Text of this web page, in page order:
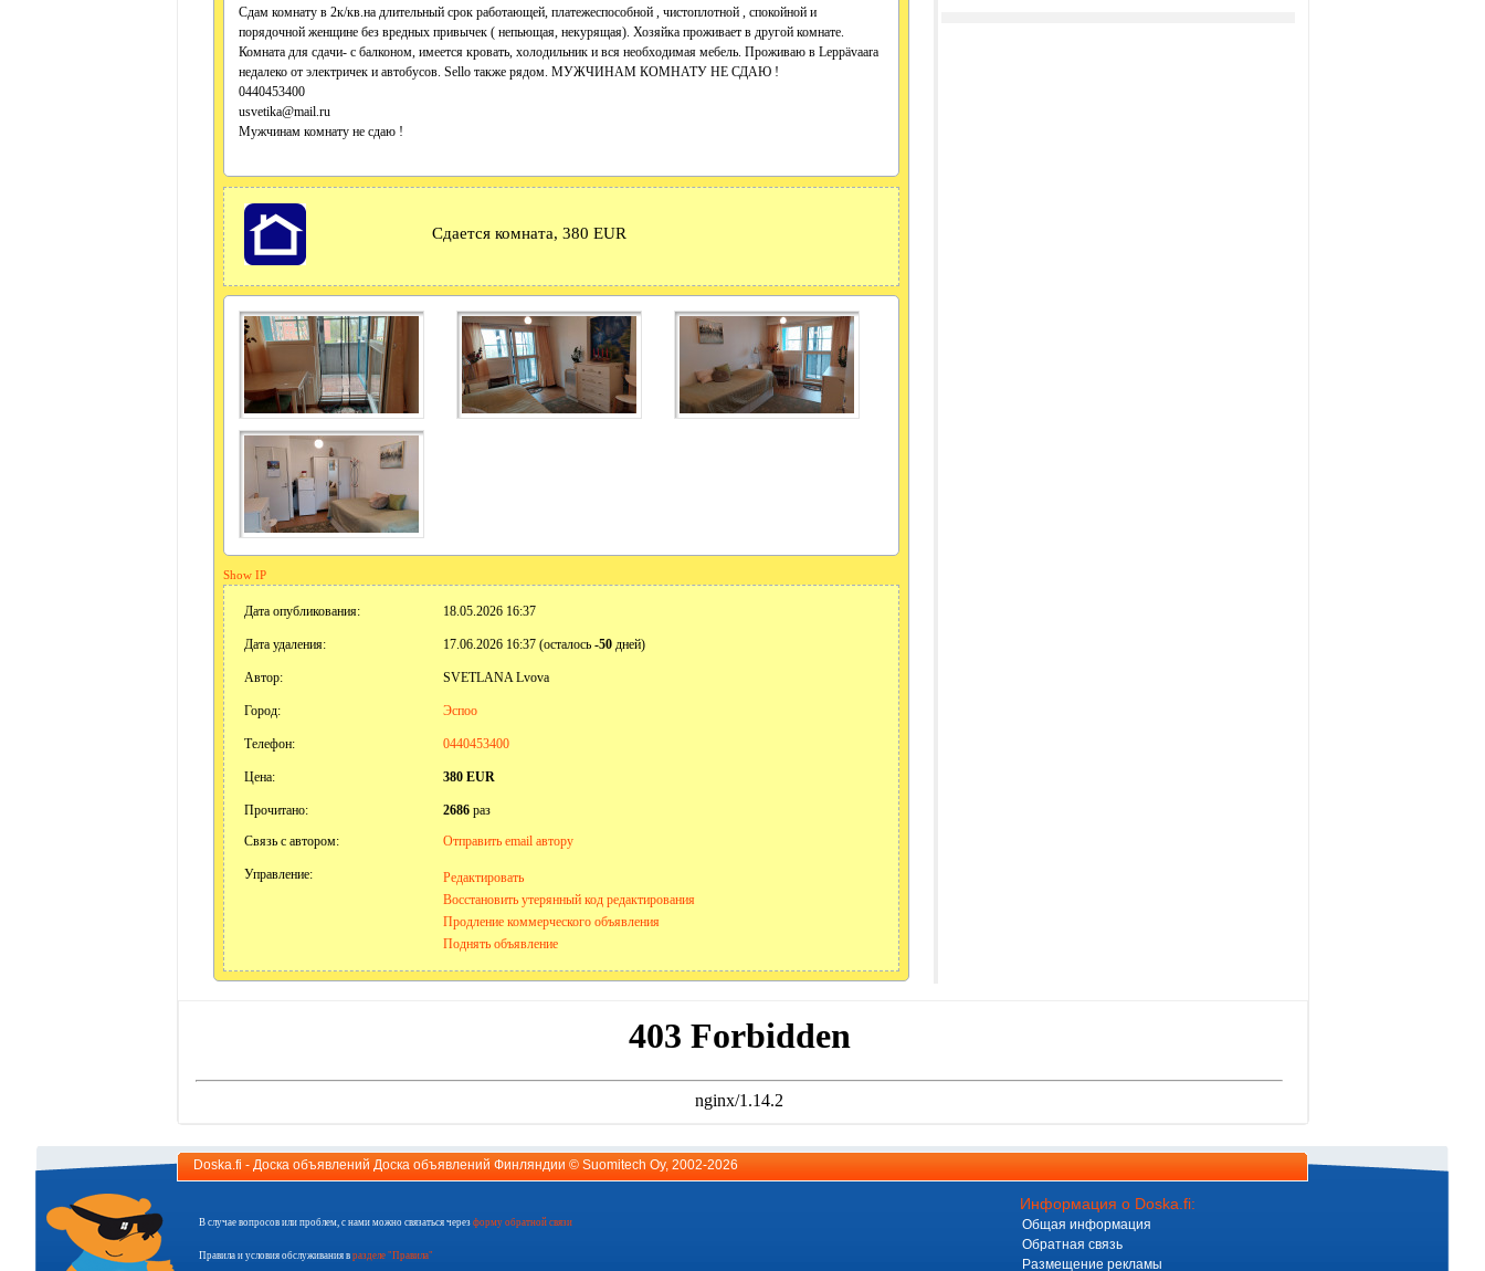
Сдам комнату в 2к/кв.на длительный срок работающей, платежеспособной , чистоплотной , спокойной и
порядочной женщине без вредных привычек ( непьющая, некурящая). Хозяйка проживает в другой комнате.
Комната для сдачи- с балконом, имеется кровать, холодильник и вся необходимая мебель. Проживаю в Leppävaara
недалеко от электричек и автобусов. Sello также рядом. МУЖЧИНАМ КОМНАТУ НЕ СДАЮ !
0440453400
usvetika@mail.ru
Мужчинам комнату не сдаю !
Сдается комната, 380 EUR
Show IP
Дата опубликования: 18.05.2026 16:37
Дата удаления: 17.06.2026 16:37 (осталось -50дней)
Автор: SVETLANA Lvova
Город: Эспоо
Телефон: 0440453400
Цена: 380 EUR
Прочитано: 2686раз
Связь с автором:
Отправить email автору
Управление:
Редактировать
Восстановить утерянный код редактирования
Продление коммерческого объявления
Поднять объявление
Doska.fi - Доска объявлений Доска объявлений Финляндии © Suomitech Oy, 2002-2026
В случае вопросов или проблем, с нами можно связаться через форму обратной связи
Правила и условия обслуживания в разделе "Правила"
Информация о Doska.fi:
Общая информация
Обратная связь
Размещение рекламы